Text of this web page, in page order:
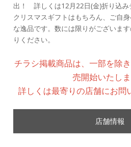
出！ 詳しくは12月22日(金)折り込み
クリスマスギフトはもちろん、ご自
な逸品です。数には限りがございま
りください。
チラシ掲載商品は、一部を除
売開始いたしま
詳しくは最寄りの店舗にお問
店舗情報